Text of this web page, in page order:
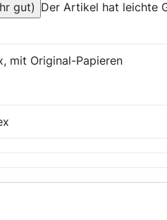
gut) Der Artikel hat leichte
mit Original-Papieren